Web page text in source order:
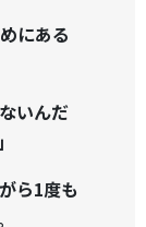
にある
いんだ
ら1度も